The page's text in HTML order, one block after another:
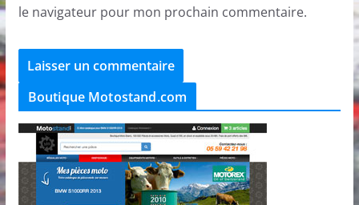
le navigateur pour mon prochain commentaire.
Boutique Motostand.com